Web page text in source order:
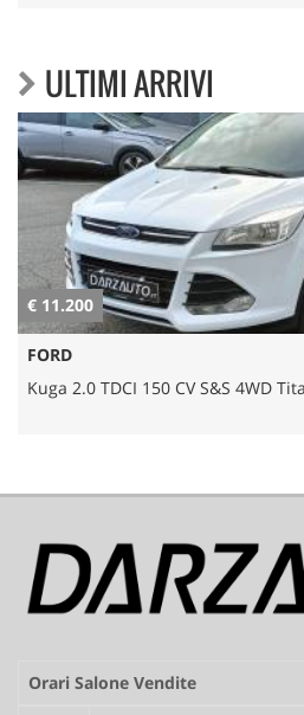
ULTIMI ARRIVI
€ 23.200
JEEP
Avenger Gpl/B 1.2 100cv Longitude
Orari Salone Vendite